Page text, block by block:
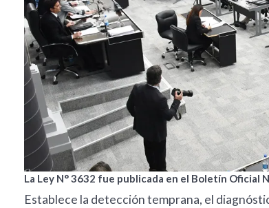
La Ley N° 3632 fue publicada en el Boletín Oficial
Establece la detección temprana, el